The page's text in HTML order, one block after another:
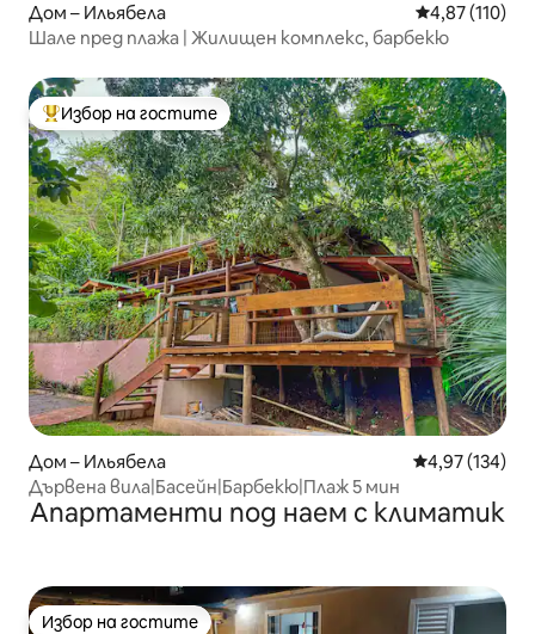
Дом – Ильябела Средна
4,87 (110)
Шале пред плажа | Жилищен комплекс, барбекю
Най-популярен избор на гостите
Избор на гостите
Дом – Ильябела Средна
4,97 (134)
Дървена вила|Басейн|Барбекю|Плаж 5 мин
Апартаменти под наем с климатик
Избор на гостите